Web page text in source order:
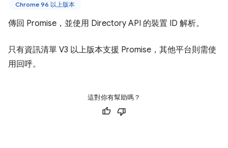
Chrome 96 以上版本
傳回 Promise，並使用 Directory API 的裝置 ID 解析。
只有資訊清單 V3 以上版本支援 Promise，其他平台則需使
用回呼。
這對你有幫助嗎？